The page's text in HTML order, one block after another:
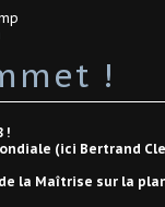
!
!
(ici Bertrand
la Maîtrise sur la